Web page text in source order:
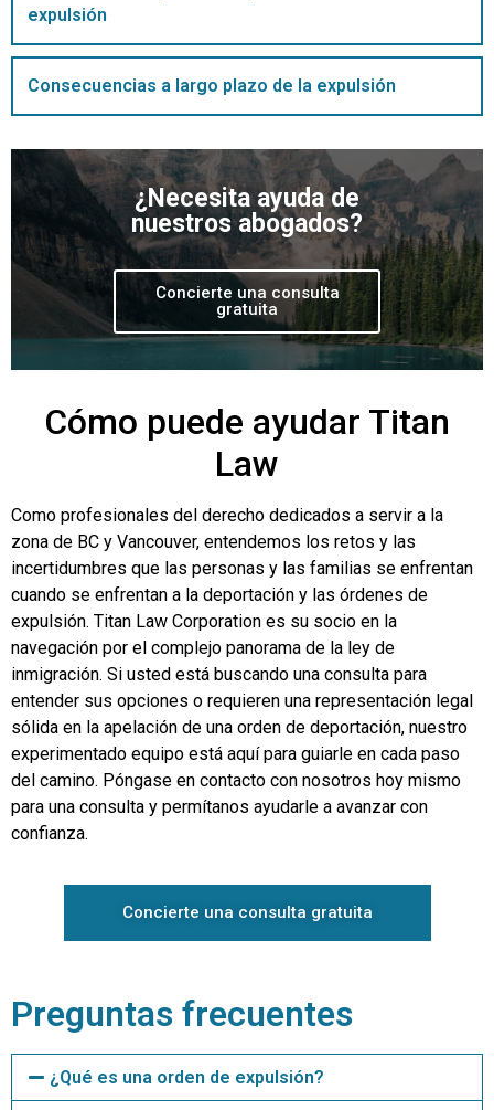
expulsión
Consecuencias a largo plazo de la expulsión
¿Necesita ayuda de
nuestros abogados?
Concierte una consulta
gratuita
Cómo puede ayudar Titan
Law
Como profesionales del derecho dedicados a servir a la
zona de BC y Vancouver, entendemos los retos y las
incertidumbres que las personas y las familias se enfrentan
cuando se enfrentan a la deportación y las órdenes de
expulsión. Titan Law Corporation es su socio en la
navegación por el complejo panorama de la ley de
inmigración. Si usted está buscando una consulta para
entender sus opciones o requieren una representación legal
sólida en la apelación de una orden de deportación, nuestro
experimentado equipo está aquí para guiarle en cada paso
del camino. Póngase en contacto con nosotros hoy mismo
para una consulta y permítanos ayudarle a avanzar con
confianza.
Concierte una consulta gratuita
Preguntas frecuentes
¿Qué es una orden de expulsión?